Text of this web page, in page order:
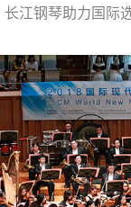
长江钢琴助力国际